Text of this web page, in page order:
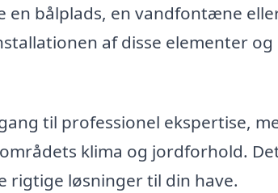
en bålplads, en vandfontæne
af disse elementer og
til professionel ekspertise,
klima og jordforhold.
løsninger til din have.